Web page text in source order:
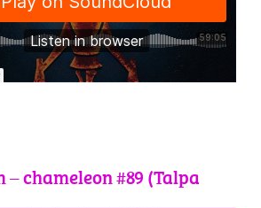
chameleon #89 (Talpa